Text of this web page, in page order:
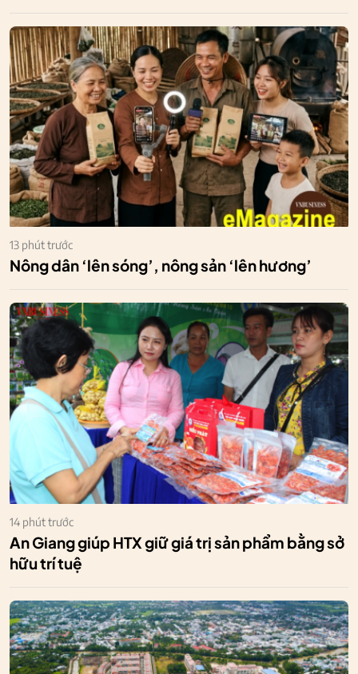
13 phút trước
Nông dân ‘lên sóng’, nông sản ‘lên hương’
14 phút trước
An Giang giúp HTX giữ giá trị sản phẩm bằng sở
hữu trí tuệ